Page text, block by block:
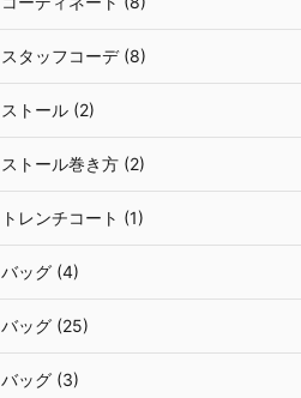
スタッフコーデ (8)
ストール (2)
ストール巻き方 (2)
トレンチコート (1)
バッグ (4)
バッグ (25)
バッグ (3)